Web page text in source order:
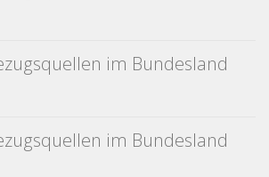
im Bundesland
im Bundesland